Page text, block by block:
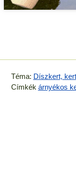
Téma: Díszkert,
Címkék árnyékos